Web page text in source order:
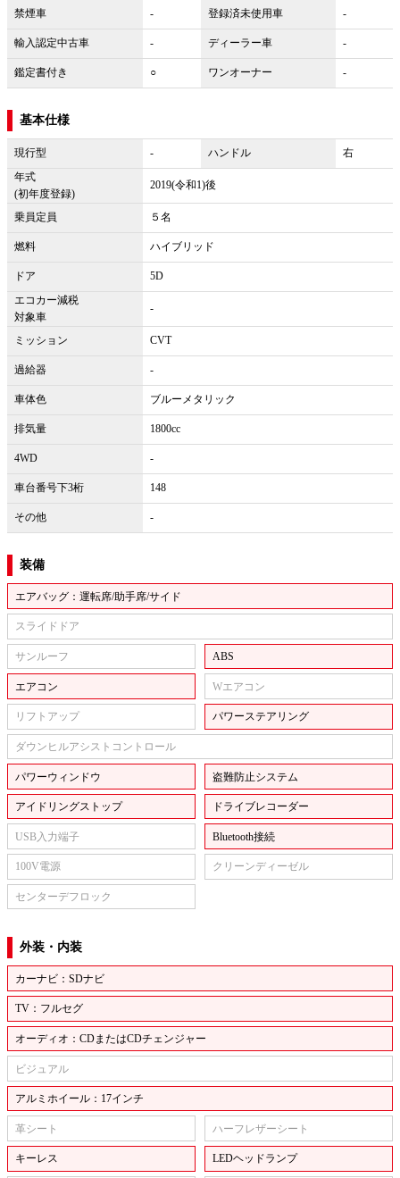
禁煙車 - 登録済未使用車 -
輸入認定中古車 - ディーラー車 -
鑑定書付き ○ ワンオーナー -
基本仕様
現行型 - ハンドル
右
年式
(初年度登録)
2019(令和1)後
乗員定員 ５名
燃料 ハイブリッド
ドア
5D
エコカー減税
対象車
-
ミッション CVT
過給器 -
車体色 ブルーメタリック
排気量 1800cc
4WD -
車台番号下3桁 148
その他 -
装備
エアバッグ：運転席/助手席/サイド
スライドドア
サンルーフ ABS
エアコン Wエアコン
リフトアップ パワーステアリング
ダウンヒルアシストコントロール
パワーウィンドウ 盗難防止システム
アイドリングストップ ドライブレコーダー
USB入力端子 Bluetooth接続
100V電源 クリーンディーゼル
センターデフロック
外装・内装
カーナビ：SDナビ
TV：フルセグ
オーディオ：CDまたはCDチェンジャー
ビジュアル
アルミホイール：17インチ
革シート ハーフレザーシート
キーレス LEDヘッドランプ